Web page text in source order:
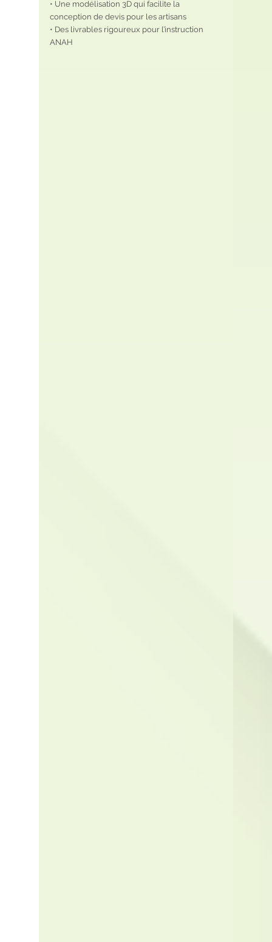
• Une modélisation 3D qui facilite la
conception de devis pour les artisans
• Des livrables rigoureux pour l’instruction
ANAH